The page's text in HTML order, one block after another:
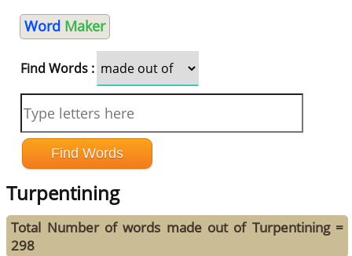
Word Maker
Find Words :
Turpentining
Total Number of words made out of Turpentining =
298